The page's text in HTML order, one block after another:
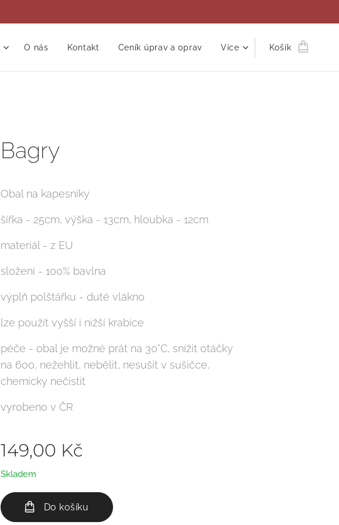
O nás Kontakt Ceník úprav a oprav Více Košík
Bagry
Obal na kapesníky
šířka - 25cm, výška - 13cm, hloubka - 12cm
materiál - z EU
složení - 100% bavlna
výplň polštářku - duté vlákno
lze použít vyšší i nižší krabice
péče - obal je možné prát na 30°C, snížit otáčky
na 600, nežehlit, nebělit, nesušit v sušičce,
chemicky nečistit
vyrobeno v ČR
149,00 Kč
Skladem
Do košíku